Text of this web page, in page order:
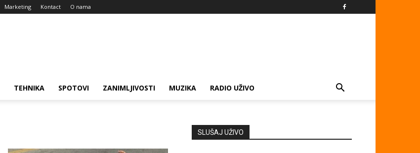
Marketing Kontact O nama
TEHNIKA SPOTOVI ZANIMLJIVOSTI MUZIKA RADIO UŽIVO
SLUŠAJ UŽIVO